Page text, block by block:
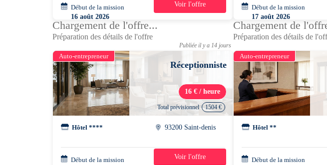
Début de la mission
16 août 2026
07h00 - 19h30
4 jours
Voir l'offre
Début de la mission
17 août 2026
07h00 - 13h00
Chargement de l'offre...
Préparation des détails de l'offre
Publiée il y a 14 jours
Auto-entrepreneur
Réceptionniste
16 € / heure
Total prévisionnel 1504 €
Hôtel **** 93200 Saint-denis
Début de la mission
2 semaines
Voir l'offre
Chargement de
Préparation des détails de
Auto-entrepreneur
Hôtel **
Début de la mission